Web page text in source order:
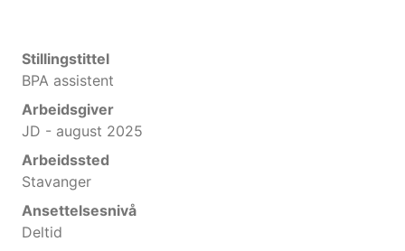
Stillingstittel
BPA assistent
Arbeidsgiver
JD - august 2025
Arbeidssted
Stavanger
Ansettelsesnivå
Deltid